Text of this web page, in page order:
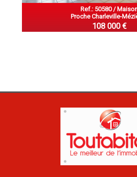
Ref.: 50580 /
Proche Charleville-
108 000 €